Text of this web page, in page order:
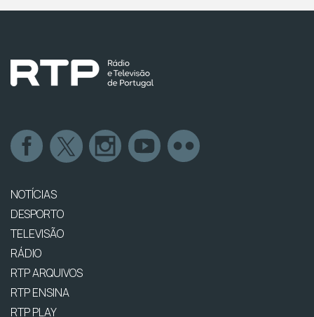
NOTÍCIAS
DESPORTO
TELEVISÃO
RÁDIO
RTP ARQUIVOS
RTP ENSINA
RTP PLAY